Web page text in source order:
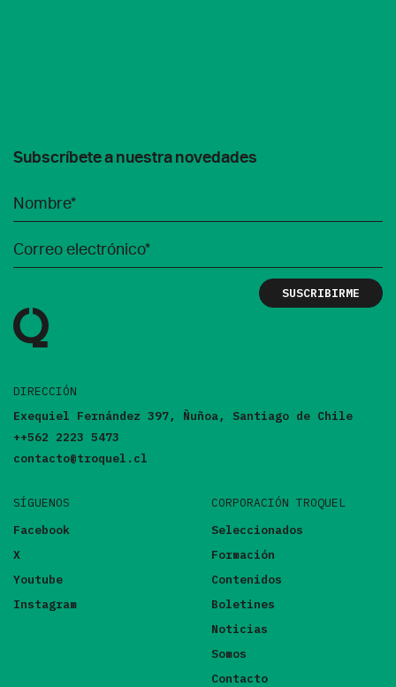
Subscríbete a nuestra novedades
DIRECCIÓN
Exequiel Fernández 397, Ñuñoa, Santiago de Chile
++562 2223 5473
contacto@troquel.cl
SÍGUENOS
Facebook
X
Youtube
Instagram
CORPORACIÓN TROQUEL
Seleccionados
Formación
Contenidos
Boletines
Noticias
Somos
Contacto